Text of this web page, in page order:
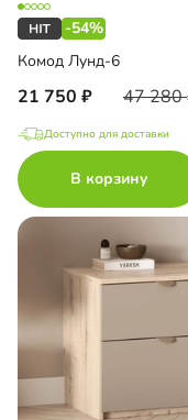
-54%
Комод Лунд-6
21 750 47 280
Доступно для доставки
В корзину